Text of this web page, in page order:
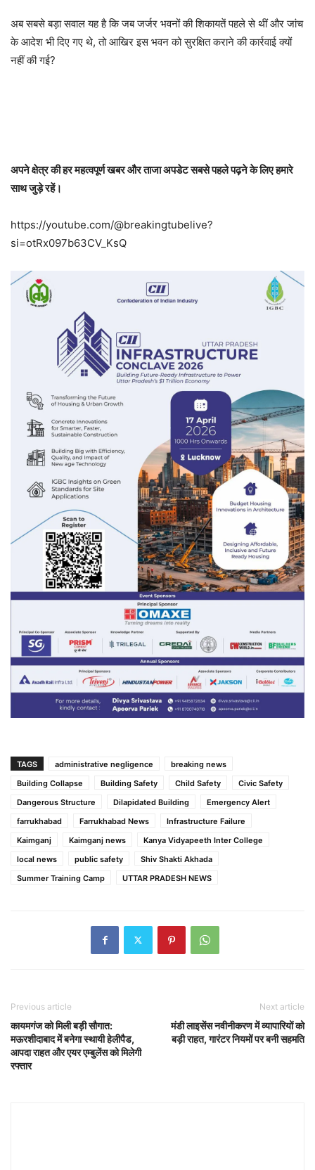
अब सबसे बड़ा सवाल यह है कि जब जर्जर भवनों की शिकायतें पहले से थीं और जांच
के आदेश भी दिए गए थे, तो आखिर इस भवन को सुरक्षित कराने की कार्रवाई क्यों
नहीं की गई?
अपने क्षेत्र की हर महत्वपूर्ण खबर और ताजा अपडेट सबसे पहले पढ़ने के लिए हमारे
साथ जुड़े रहें।
https://youtube.com/@breakingtubelive?
si=otRx097b63CV_KsQ
TAGS administrative negligence
breaking news
Building Collapse
Building Safety Child Safety
Civic Safety
Dangerous Structure
Dilapidated Building
Emergency Alert
farrukhabad
Farrukhabad News
Infrastructure Failure
Kaimganj
Kaimganj news
Kanya Vidyapeeth Inter College
local news
public safety
Shiv Shakti Akhada
Summer Training Camp
UTTAR PRADESH NEWS
Previous article
कायमगंज को मिली बड़ी सौगात:
मऊरशीदाबाद में बनेगा स्थायी हेलीपैड,
आपदा राहत और एयर एम्बुलेंस को मिलेगी
रफ्तार
Next article
मंडी लाइसेंस नवीनीकरण में व्यापारियों को
बड़ी राहत, गारंटर नियमों पर बनी सहमति